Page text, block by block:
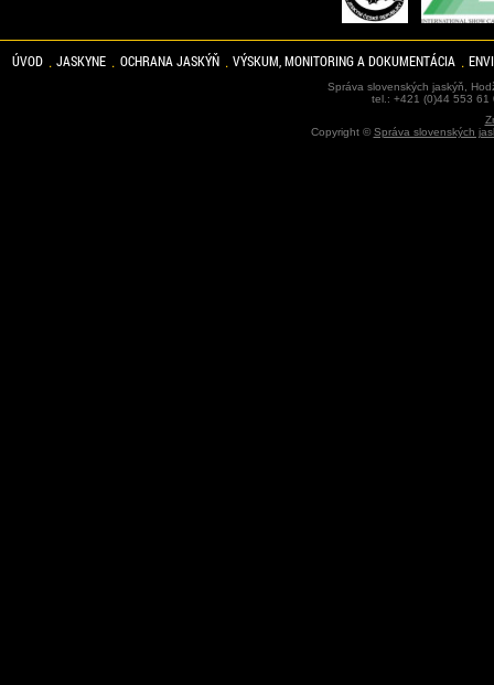
ÚVOD JASKYNE OCHRANA JASKÝŇ VÝSKUM, MONITORING A DOKUMENTÁCIA
Správa slovenských jaskýň,
tel.: +421 (0)44 553
Copyright ©Správa slovenských